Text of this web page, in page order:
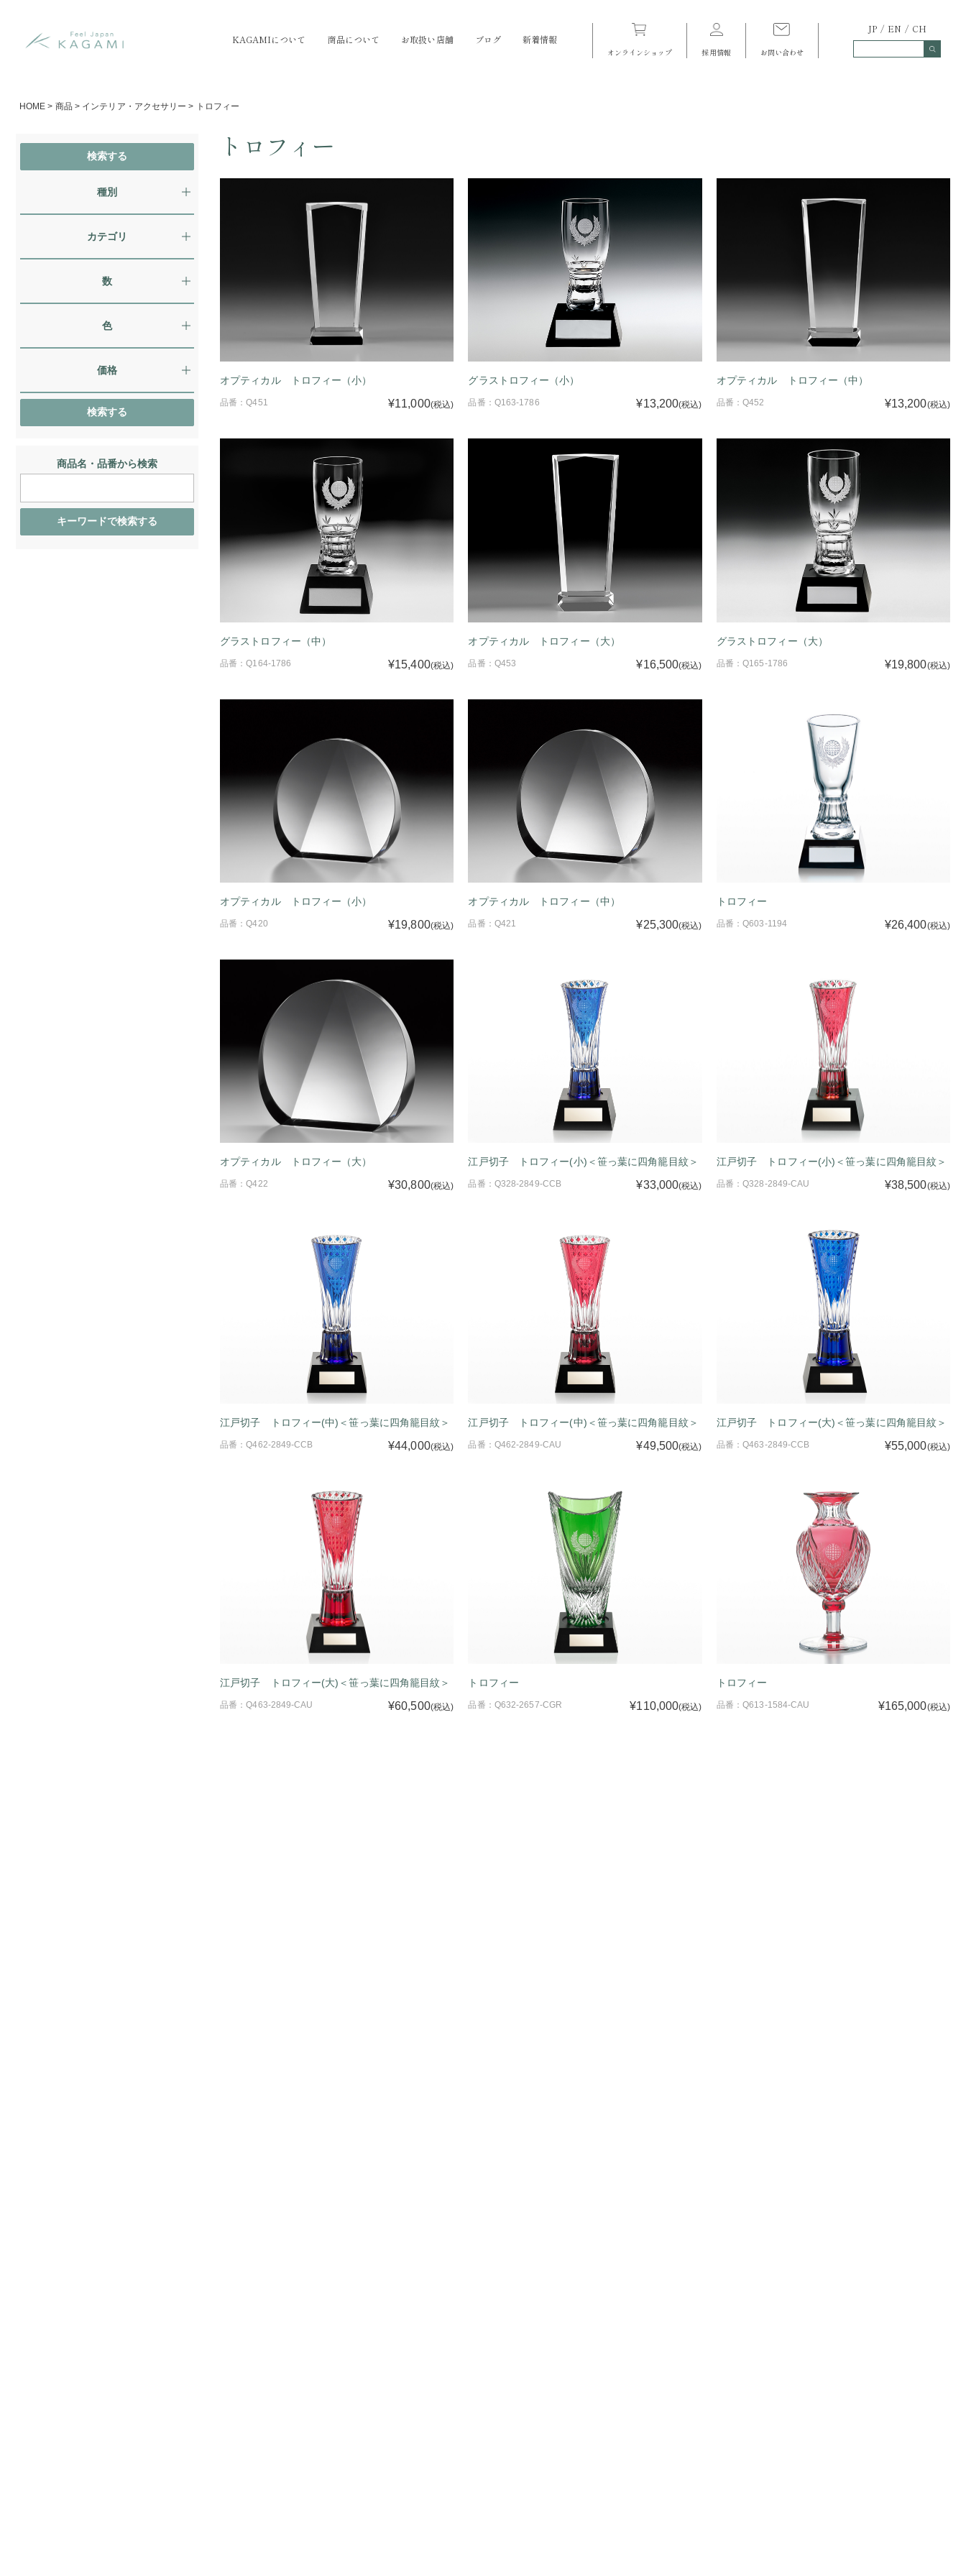
KAGAMIについて 商品について お取扱い店舗 ブログ 新着情報
オンラインショップ 採用情報 お問い合わせ
JP EN CH
HOME > 商品 > インテリア・アクセサリー > トロフィー
種別
カテゴリ
数
色
価格
商品名・品番から検索
トロフィー
オプティカル トロフィー（小）
品番：Q451 ¥11,000(税込)
グラストロフィー（小）
品番：Q163-1786 ¥13,200(税込)
オプティカル トロフィー（中）
品番：Q452 ¥13,200(税込)
グラストロフィー（中）
品番：Q164-1786 ¥15,400(税込)
オプティカル トロフィー（大）
品番：Q453 ¥16,500(税込)
グラストロフィー（大）
品番：Q165-1786 ¥19,800(税込)
オプティカル トロフィー（小）
品番：Q420 ¥19,800(税込)
オプティカル トロフィー（中）
品番：Q421 ¥25,300(税込)
トロフィー
品番：Q603-1194 ¥26,400(税込)
オプティカル トロフィー（大）
品番：Q422 ¥30,800(税込)
江戸切子 トロフィー(小)＜笹っ葉に四角籠目紋＞
品番：Q328-2849-CCB ¥33,000(税込)
江戸切子 トロフィー(小)＜笹っ葉に四角籠目紋＞
品番：Q328-2849-CAU ¥38,500(税込)
江戸切子 トロフィー(中)＜笹っ葉に四角籠目紋＞
品番：Q462-2849-CCB ¥44,000(税込)
江戸切子 トロフィー(中)＜笹っ葉に四角籠目紋＞
品番：Q462-2849-CAU ¥49,500(税込)
江戸切子 トロフィー(大)＜笹っ葉に四角籠目紋＞
品番：Q463-2849-CCB ¥55,000(税込)
江戸切子 トロフィー(大)＜笹っ葉に四角籠目紋＞
品番：Q463-2849-CAU ¥60,500(税込)
トロフィー
品番：Q632-2657-CGR ¥110,000(税込)
トロフィー
品番：Q613-1584-CAU ¥165,000(税込)